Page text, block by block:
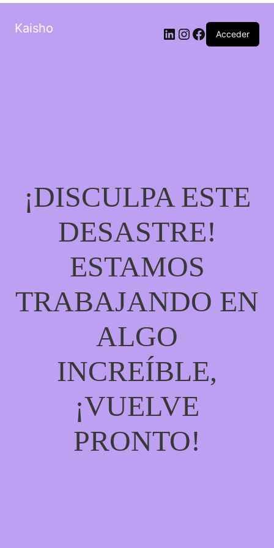
Kaisho LinkedIn Instagram Facebook Acceder
¡DISCULPA ESTE
DESASTRE!
ESTAMOS
TRABAJANDO EN
ALGO
INCREÍBLE,
¡VUELVE
PRONTO!